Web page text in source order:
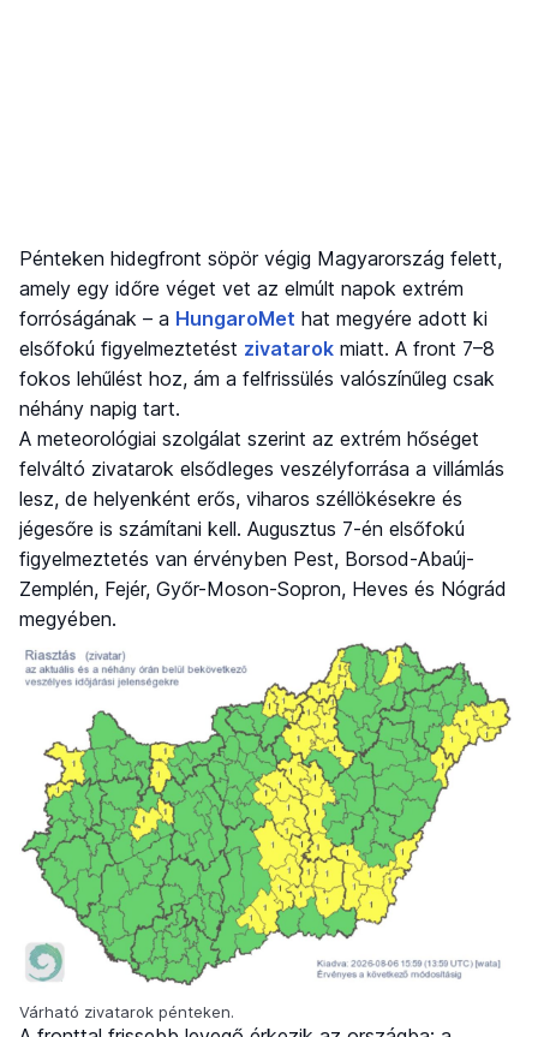
Pénteken hidegfront söpör végig Magyarország felett,
amely egy időre véget vet az elmúlt napok extrém
forróságának – a HungaroMet hat megyére adott ki
elsőfokú figyelmeztetést zivatarok miatt. A front 7–8
fokos lehűlést hoz, ám a felfrissülés valószínűleg csak
néhány napig tart.
A meteorológiai szolgálat szerint az extrém hőséget
felváltó zivatarok elsődleges veszélyforrása a villámlás
lesz, de helyenként erős, viharos széllökésekre és
jégesőre is számítani kell. Augusztus 7-én elsőfokú
figyelmeztetés van érvényben Pest, Borsod-Abaúj-
Zemplén, Fejér, Győr-Moson-Sopron, Heves és Nógrád
megyében.
Várható zivatarok pénteken.